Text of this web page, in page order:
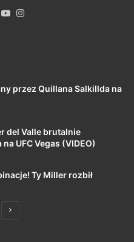
X YouTube
przez Quillana Salkillda na
del Valle brutalnie
UFC Vegas (VIDEO)
Ty Miller rozbił
Następna